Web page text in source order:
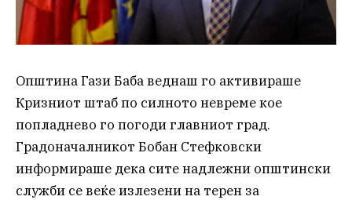
Општина Гази Баба веднаш го активираше
Кризниот штаб по силното невреме кое
попладнево го погоди главниот град.
Градоначалникот Бобан Стефковски
информираше дека сите надлежни општински
служби се веќе излезени на терен за